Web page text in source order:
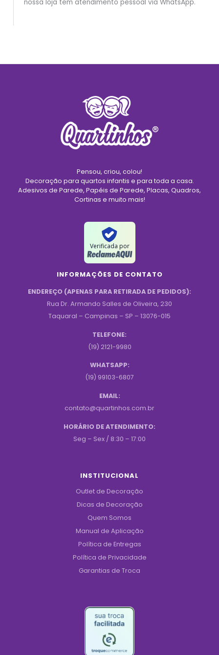
nossa loja tem atendimento pessoal via WhatsApp.
Pensou, criou, colou!
Decoração para quartos infantis e para toda a casa.
Adesivos de Parede, Papéis de Parede, Placas, Quadros,
Cortinas e muito mais!
Verificada por
INFORMAÇÕES DE CONTATO
ENDEREÇO (APENAS PARA RETIRADA DE PEDIDOS):
Rua Dr. Armando Salles de Oliveira, 230
Taquaral – Campinas – SP – 13076-015
TELEFONE:
(19) 2121-9980
WHATSAPP:
(19) 99103-6807
EMAIL:
contato@quartinhos.com.br
HORÁRIO DE ATENDIMENTO:
Seg – Sex / 8:30 – 17:00
INSTITUCIONAL
Outlet de Decoração
Dicas de Decoração
Quem Somos
Manual de Aplicação
Política de Entregas
Política de Privacidade
Garantias de Troca